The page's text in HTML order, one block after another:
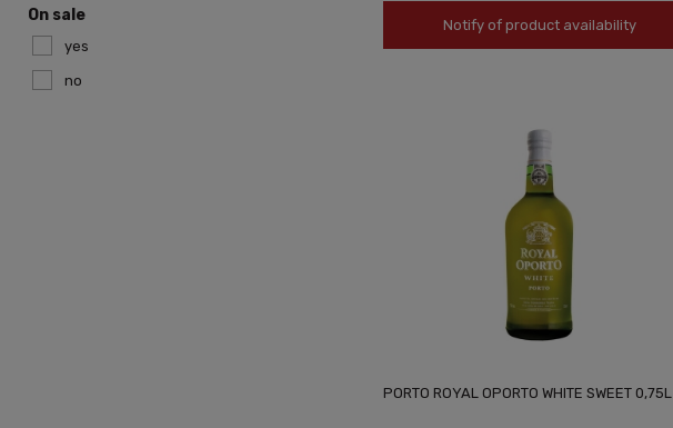
On sale
yes
no
Notify of product availability
PORTO ROYAL OPORTO WHITE SWEET 0,75L